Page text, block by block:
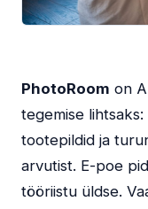
PhotoRoom on
tegemise
tootepildid ja
arvutist. E-poe
tööriistu üldse.